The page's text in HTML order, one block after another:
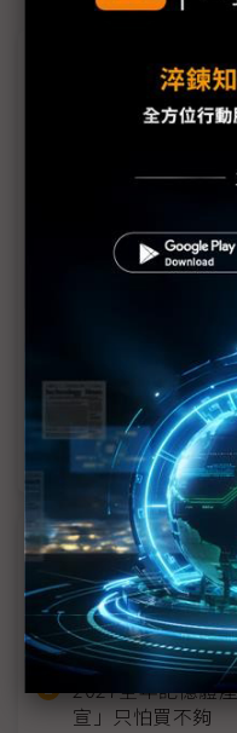
議題精選－2024
台積電印證手機成長
2024手機微幅成長
iPhone新機3Q登場
聯發科、高通、蘋果
蘋果新機發表在即
美中手機市況大不同
近７天熱門報導
MLCC訂單過熱
建熱潮將趨緩
2027全年記憶體
宣」只怕買不夠